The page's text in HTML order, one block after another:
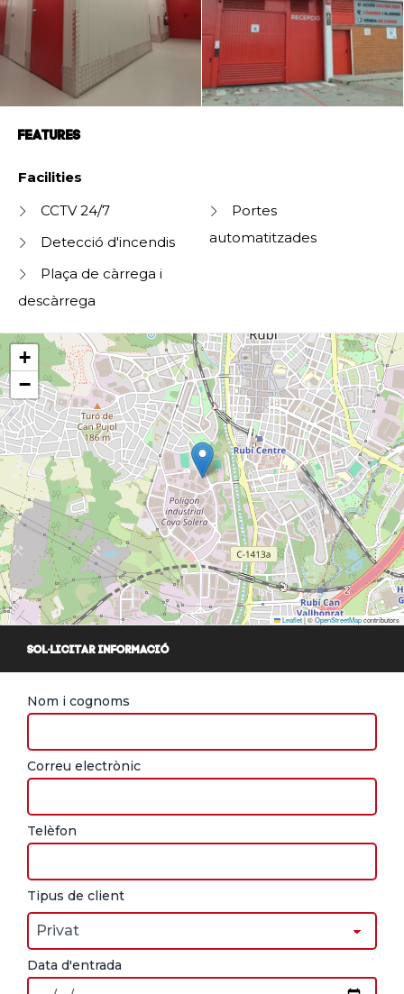
FEATURES
Facilities
CCTV 24/7
Detecció d'incendis
Plaça de càrrega i
descàrrega
Portes
automatitzades
+
−
Leaflet|©OpenStreetMapcontributors
SOL·LICITAR INFORMACIÓ
Nom i cognoms
Correu electrònic
Telèfon
Tipus de client
Data d'entrada